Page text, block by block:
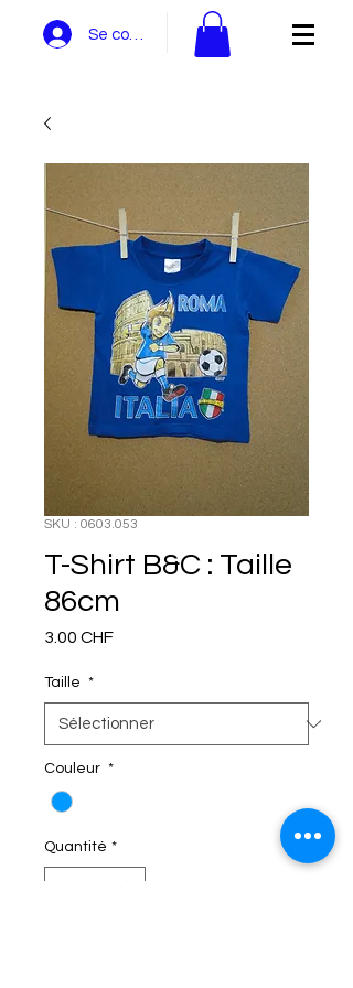
Se connecter
SKU : 0603.053
T-Shirt B&C : Taille
86cm
3.00 CHFPrix
Taille *
Couleur *
Quantité *